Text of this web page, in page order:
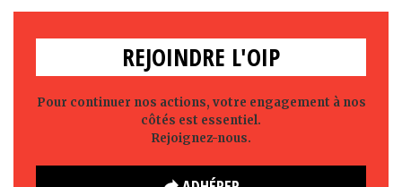
REJOINDRE L'OIP
Pour continuer nos actions, votre engagement à nos
côtés est essentiel.
Rejoignez-nous.